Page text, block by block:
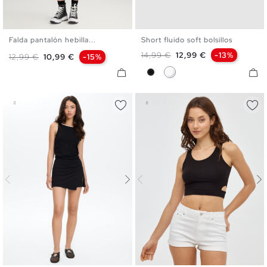
Falda pantalón hebilla...
Precio base
12,99 € Precio
10,99 € -15%
Short fluido soft bolsillos
Precio base
14,99 € Precio
12,99 € -13%
NegroBlanco